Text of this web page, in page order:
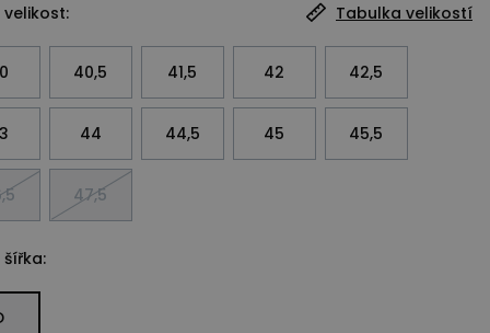
velikost: Tabulka velikostí
40,5 41,5 42 42,5
44 44,5 45 45,5
47,5
šířka: